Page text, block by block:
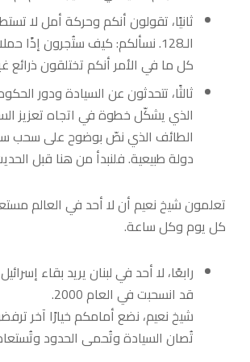
ثانيًا، تقولون أنكم وحركة أمل لا
الـ128. نسألكم: كيف ستُجرون إذًا حملات انتخابية وترشيحات واقتراعًا للنواب الستة في الدائرة 16؟
كل ما في الأمر أنكم تختلقون ذرائع
الذي يشكّل خطوة في اتجاه تعزيز
الطائف الذي نصّ بوضوح على سحب سلاح
دولة طبيعية. فلنبدأ من هنا قبل
تعلمون شيخ نعيم أن لا أحد في العالم
كل يوم وكل ساعة.
رابعًا، لا أحد في لبنان يريد بقاء
قد انسحبت في العام 2000.
شيخ نعيم، نضع أمامكم خيارًا آخر
تُصان السيادة وتُحمى الحدود